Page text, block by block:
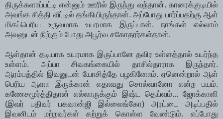
திருக்களாப்பட்டி என்னும் ஊரில் இருந்து வந்தான். காரைக்குடியில்
அவங்க சித்தி வீட்டில் தங்கியிருந்தான். அப்போது பார்ப்பதற்கு ஆள்
மிகப்பெரிய உருவமாக உயரமாக இருப்பான். நாங்கள் எல்லாம்
அவனுடன் நிற்கும் போது அபூர்வ சகோதரர்கள்தான்.
ஆள்தான் தடியாக உயரமாக இருப்பானே தவிர உள்ளத்தால் உயர்ந்த
உள்ளம். அப்பா சிவகங்கையில் தாசில்தாராக இருந்தார்.
ஆரம்பத்தில் இவனுடன் யோசித்தே பழகினோம். ஏனென்றால் ஆள்
பெரிய ஆளா இருக்கான் எதாவது சொல்வானோ என்ற பயம்.
கணேசமூர்த்திதான் எல்லாருக்கும் இஷ்ட தெய்வம்... ஜோக்காளி
(இவர் பதிவர் பகவான்ஜி இல்லைங்கோ) அரட்டை அடிப்பதில்
இவனிடம் மற்றவர்கள் கற்றுக் கொள்ள வேண்டும். எப்போது